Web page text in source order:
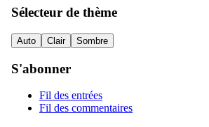
Sélecteur de thème
Auto Clair Sombre
S'abonner
Fil des entrées
Fil des commentaires